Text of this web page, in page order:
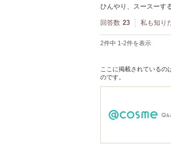
ひんやり、スースーす
回答数 23 私も知り
2件中 1-2件を表示
ここに掲載されているの
のです。